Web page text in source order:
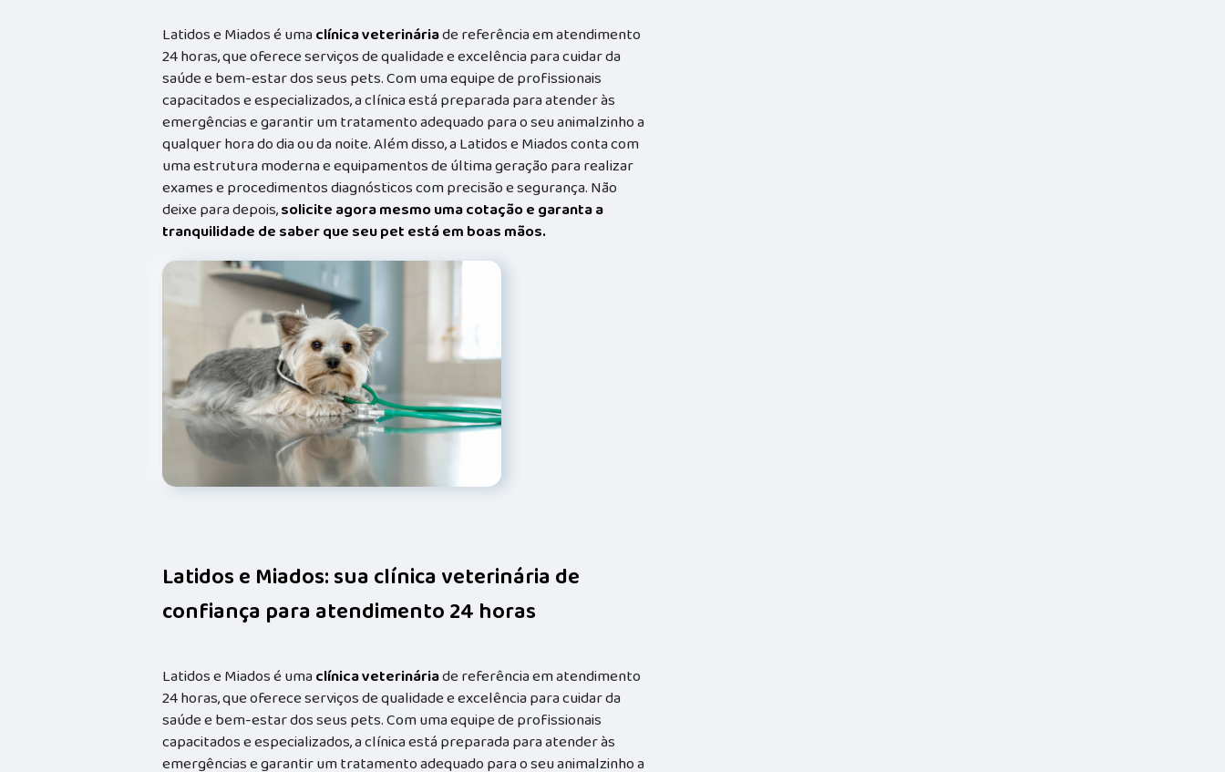
Latidos e Miados é umaclínica veterináriade referência em atendimento
24 horas, que oferece serviços de qualidade e excelência para cuidar da
saúde e bem-estar dos seus pets. Com uma equipe de profissionais
capacitados e especializados, a clínica está preparada para atender às
emergências e garantir um tratamento adequado para o seu animalzinho a
qualquer hora do dia ou da noite. Além disso, a Latidos e Miados conta com
uma estrutura moderna e equipamentos de última geração para realizar
exames e procedimentos diagnósticos com precisão e segurança. Não
deixe para depois,solicite agora mesmo uma cotação e garanta a
tranquilidade de saber que seu pet está em boas mãos.
Latidos e Miados: sua clínica veterinária de
confiança para atendimento 24 horas
Latidos e Miados é umaclínica veterináriade referência em atendimento
24 horas, que oferece serviços de qualidade e excelência para cuidar da
saúde e bem-estar dos seus pets. Com uma equipe de profissionais
capacitados e especializados, a clínica está preparada para atender às
emergências e garantir um tratamento adequado para o seu animalzinho a